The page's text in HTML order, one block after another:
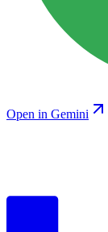
Open in Gemini